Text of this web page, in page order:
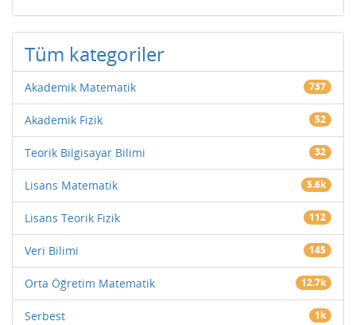
Tüm kategoriler
Akademik Matematik 737
Akademik Fizik 52
Teorik Bilgisayar Bilimi 32
Lisans Matematik 5.6k
Lisans Teorik Fizik 112
Veri Bilimi 145
Orta Öğretim Matematik 12.7k
Serbest 1k